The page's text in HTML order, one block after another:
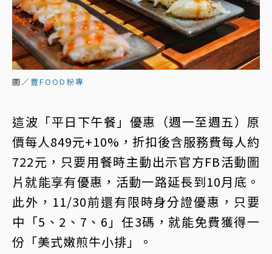
圖／豐FOOD粉專
這波「平日下午餐」優惠（週一至週五）原
價每人849元+10%，折扣後含服務費每人約
722元，只要用餐時主動出示官方FB活動圖
片就能享有優惠，活動一路延長到10月底。
此外，11/30前還有限時身分證優惠，只要
中「5、2、7、6」任3碼，就能免費獲得一
份「美式嫩煎牛小排」。